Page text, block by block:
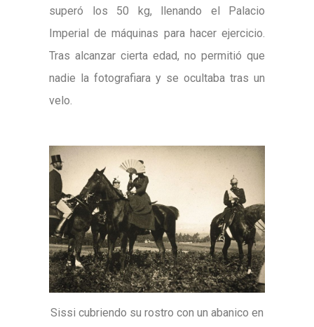
superó los 50 kg, llenando el Palacio
Imperial de máquinas para hacer ejercicio.
Tras alcanzar cierta edad, no permitió que
nadie la fotografiara y se ocultaba tras un
velo.
Sissi cubriendo su rostro con un abanico en